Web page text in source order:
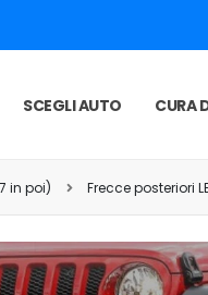
SCEGLI AUTO CURA
in poi) Frecce posteriori